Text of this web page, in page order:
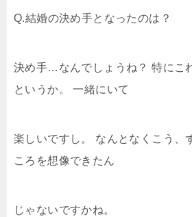
Q.結婚の決め手となったのは？
決め手…なんでしょうね？ 特にこ
というか。 一緒にいて
楽しいですし。 なんとなくこう、
ころを想像できたん
じゃないですかね。